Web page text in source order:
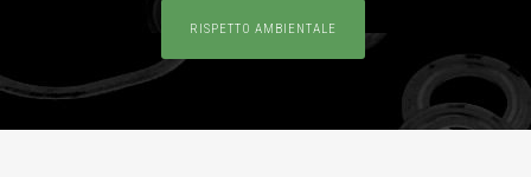
RISPETTO AMBIENTALE